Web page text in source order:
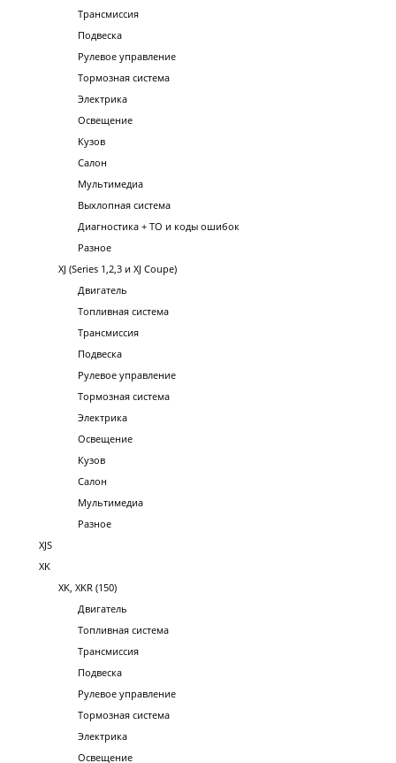
Трансмиссия
Подвеска
Рулевое управление
Тормозная система
Электрика
Освещение
Кузов
Салон
Мультимедиа
Выхлопная система
Диагностика + ТО и коды ошибок
Разное
XJ (Series 1,2,3 и XJ Coupe)
Двигатель
Топливная система
Трансмиссия
Подвеска
Рулевое управление
Тормозная система
Электрика
Освещение
Кузов
Салон
Мультимедиа
Разное
XJS
XK
XK, XKR (150)
Двигатель
Топливная система
Трансмиссия
Подвеска
Рулевое управление
Тормозная система
Электрика
Освещение